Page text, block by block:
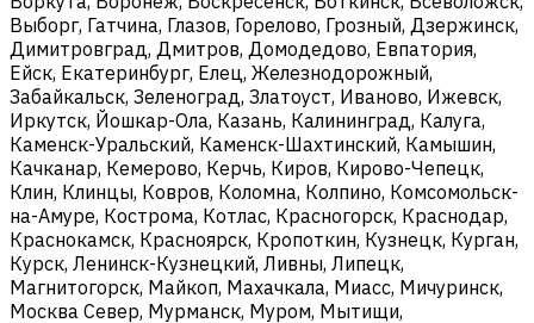
Выборг, Гатчина, Глазов, Горелово, Грозный, Дзержинск,
Димитровград, Дмитров, Домодедово, Евпатория,
Ейск, Екатеринбург, Елец, Железнодорожный,
Забайкальск, Зеленоград, Златоуст, Иваново, Ижевск,
Иркутск, Йошкар-Ола, Казань, Калининград, Калуга,
Каменск-Уральский, Каменск-Шахтинский, Камышин,
Качканар, Кемерово, Керчь, Киров, Кирово-Чепецк,
Клин, Клинцы, Ковров, Коломна, Колпино, Комсомольск-
на-Амуре, Кострома, Котлас, Красногорск, Краснодар,
Краснокамск, Красноярск, Кропоткин, Кузнецк, Курган,
Курск, Ленинск-Кузнецкий, Ливны, Липецк,
Магнитогорск, Майкоп, Махачкала, Миасс, Мичуринск,
Москва Север, Мурманск, Муром, Мытищи,